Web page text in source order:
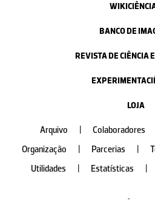
BANCO DE
REVISTA DE CIÊNCIA
LOJA
Arquivo Colaboradores
Organização
Parcerias
Utilidades
Estatísticas